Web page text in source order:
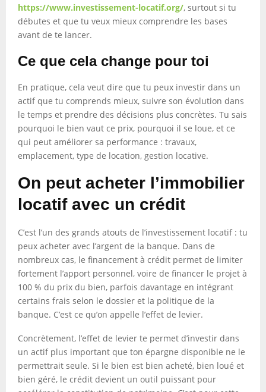
https://www.investissement-locatif.org/, surtout si tu
débutes et que tu veux mieux comprendre les bases
avant de te lancer.
Ce que cela change pour toi
En pratique, cela veut dire que tu peux investir dans un
actif que tu comprends mieux, suivre son évolution dans
le temps et prendre des décisions plus concrètes. Tu sais
pourquoi le bien vaut ce prix, pourquoi il se loue, et ce
qui peut améliorer sa performance : travaux,
emplacement, type de location, gestion locative.
On peut acheter l’immobilier
locatif avec un crédit
C’est l’un des grands atouts de l’investissement locatif : tu
peux acheter avec l’argent de la banque. Dans de
nombreux cas, le financement à crédit permet de limiter
fortement l’apport personnel, voire de financer le projet à
100 % du prix du bien, parfois davantage en intégrant
certains frais selon le dossier et la politique de la
banque. C’est ce qu’on appelle l’effet de levier.
Concrètement, l’effet de levier te permet d’investir dans
un actif plus important que ton épargne disponible ne le
permettrait seule. Si le bien est bien acheté, bien loué et
bien géré, le crédit devient un outil puissant pour